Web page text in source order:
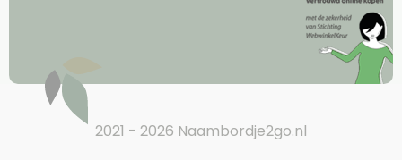
2021 - 2026 Naambordje2go.nl